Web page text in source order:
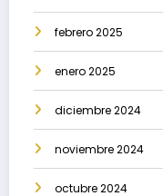
febrero 2025
enero 2025
diciembre 2024
noviembre 2024
octubre 2024